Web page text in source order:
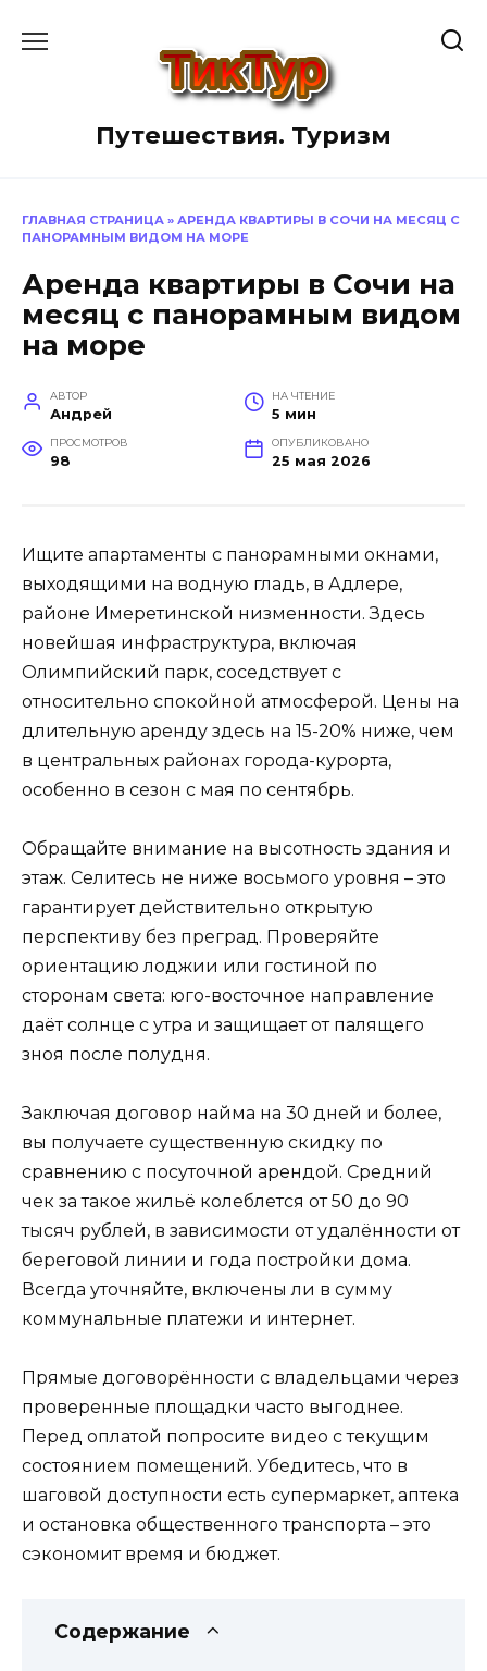
Путешествия. Туризм
ГЛАВНАЯ СТРАНИЦА » АРЕНДА КВАРТИРЫ В СОЧИ НА МЕСЯЦ С
ПАНОРАМНЫМ ВИДОМ НА МОРЕ
Аренда квартиры в Сочи на
месяц с панорамным видом
на море
АВТОР
Андрей
НА ЧТЕНИЕ
5 мин
ПРОСМОТРОВ
98
ОПУБЛИКОВАНО
25 мая 2026
Ищите апартаменты с панорамными окнами,
выходящими на водную гладь, в Адлере,
районе Имеретинской низменности. Здесь
новейшая инфраструктура, включая
Олимпийский парк, соседствует с
относительно спокойной атмосферой. Цены на
длительную аренду здесь на 15-20% ниже, чем
в центральных районах города-курорта,
особенно в сезон с мая по сентябрь.
Обращайте внимание на высотность здания и
этаж. Селитесь не ниже восьмого уровня – это
гарантирует действительно открытую
перспективу без преград. Проверяйте
ориентацию лоджии или гостиной по
сторонам света: юго-восточное направление
даёт солнце с утра и защищает от палящего
зноя после полудня.
Заключая договор найма на 30 дней и более,
вы получаете существенную скидку по
сравнению с посуточной арендой. Средний
чек за такое жильё колеблется от 50 до 90
тысяч рублей, в зависимости от удалённости от
береговой линии и года постройки дома.
Всегда уточняйте, включены ли в сумму
коммунальные платежи и интернет.
Прямые договорённости с владельцами через
проверенные площадки часто выгоднее.
Перед оплатой попросите видео с текущим
состоянием помещений. Убедитесь, что в
шаговой доступности есть супермаркет, аптека
и остановка общественного транспорта – это
сэкономит время и бюджет.
Содержание